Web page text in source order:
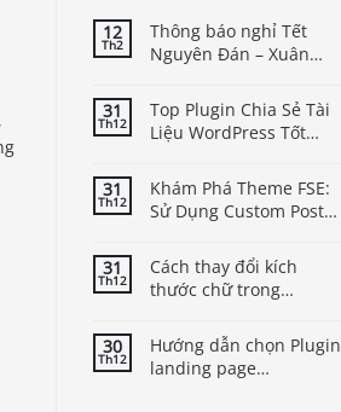
12
Th2
Thông báo nghỉ Tết
Nguyên Đán – Xuân
31
Th12
Top Plugin Chia Sẻ Tài
Liệu WordPress Tốt
31
Th12
Khám Phá Theme FSE:
Sử Dụng Custom Post
31
Th12
Cách thay đổi kích
thước chữ trong
trải nghiệm người dùng
30
Th12
Hướng dẫn chọn Plugin
landing page